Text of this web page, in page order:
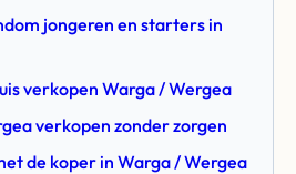
jongeren en starters in
verkopen Warga / Wergea
verkopen zonder zorgen
de koper in Warga / Wergea